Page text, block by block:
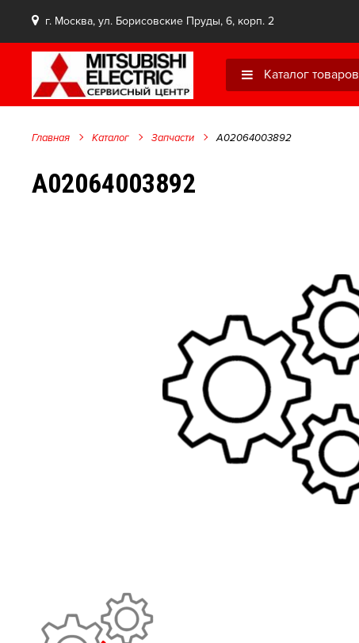
г. Москва, ул. Борисовские Пруды, 6, корп. 2
Каталог товаров
Главная Каталог Запчасти A02064003892
A02064003892